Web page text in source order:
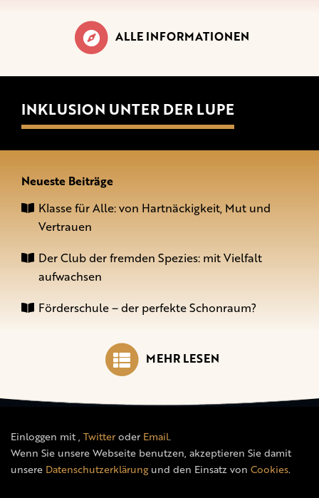
ALLE INFORMATIONEN
INKLUSION UNTER DER LUPE
Neueste Beiträge
Klasse für Alle: von Hartnäckigkeit, Mut und
Vertrauen
Der Club der fremden Spezies: mit Vielfalt
aufwachsen
Förderschule – der perfekte Schonraum?
MEHR LESEN
Einloggen mit, Twitteroder Email.
Wenn Sie unsere Webseite benutzen, akzeptieren Sie damit
unsere Datenschutzerklärungund den Einsatz von Cookies.